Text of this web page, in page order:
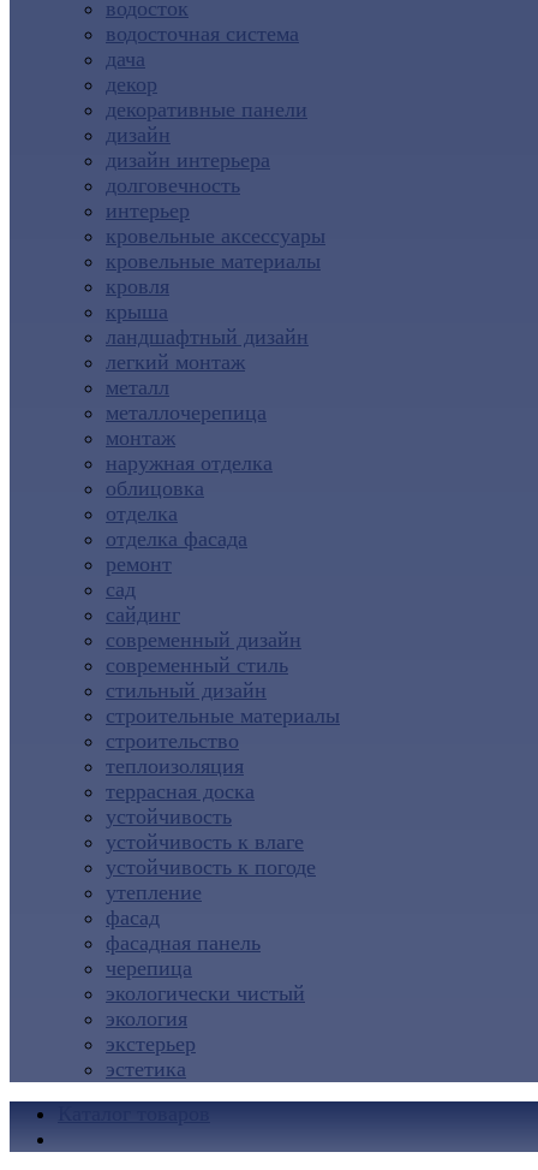
водосток
водосточная система
дача
декор
декоративные панели
дизайн
дизайн интерьера
долговечность
интерьер
кровельные аксессуары
кровельные материалы
кровля
крыша
ландшафтный дизайн
легкий монтаж
металл
металлочерепица
монтаж
наружная отделка
облицовка
отделка
отделка фасада
ремонт
сад
сайдинг
современный дизайн
современный стиль
стильный дизайн
строительные материалы
строительство
теплоизоляция
террасная доска
устойчивость
устойчивость к влаге
устойчивость к погоде
утепление
фасад
фасадная панель
черепица
экологически чистый
экология
экстерьер
эстетика